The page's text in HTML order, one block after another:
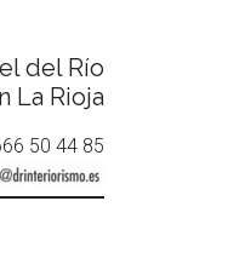
del Río
La Rioja
50 44 85